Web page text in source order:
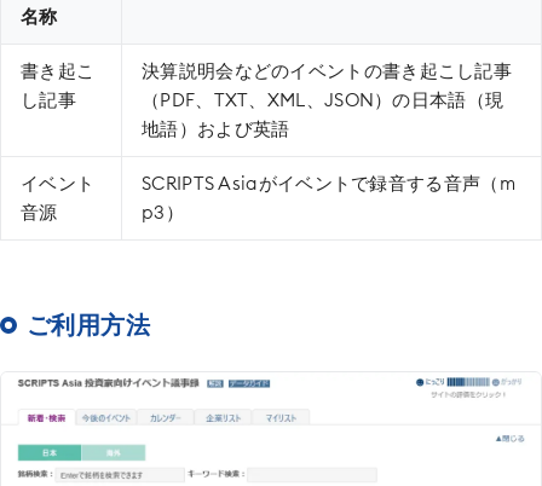
名称
書き起こ
し記事
決算説明会などのイベントの書き起こし記事
（PDF、TXT、XML、JSON）の日本語（現
地語）および英語
イベント
音源
SCRIPTS Asiaがイベントで録音する音声（m
p3）
ご利用方法